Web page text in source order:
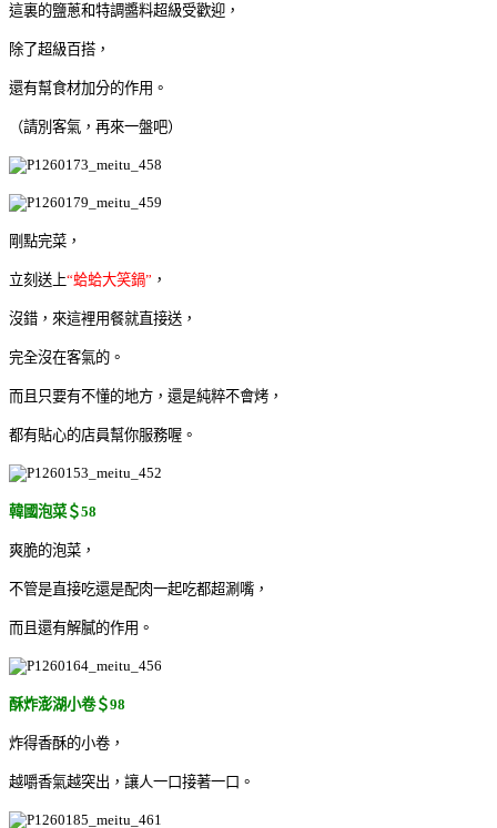
這裏的鹽蔥和特調醬料超級受歡迎，
除了超級百搭，
還有幫食材加分的作用。
（請別客氣，再來一盤吧）
剛點完菜，
立刻送上“蛤蛤大笑鍋” ，
沒錯，來這裡用餐就直接送，
完全沒在客氣的。
而且只要有不懂的地方，還是純粹不會烤，
都有貼心的店員幫你服務喔。
韓國泡菜＄58
爽脆的泡菜，
不管是直接吃還是配肉一起吃都超涮嘴，
而且還有解膩的作用。
酥炸澎湖小卷＄98
炸得香酥的小卷，
越嚼香氣越突出，讓人一口接著一口。